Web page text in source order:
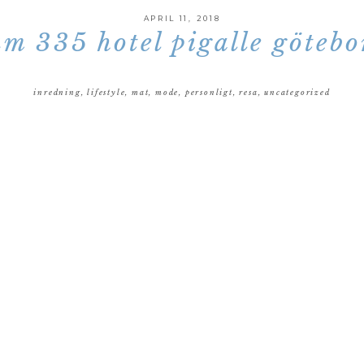
335 hotel pigalle
APRIL 11, 2018
inredning ,lifestyle mat mode personligt ,resa ,uncategorized